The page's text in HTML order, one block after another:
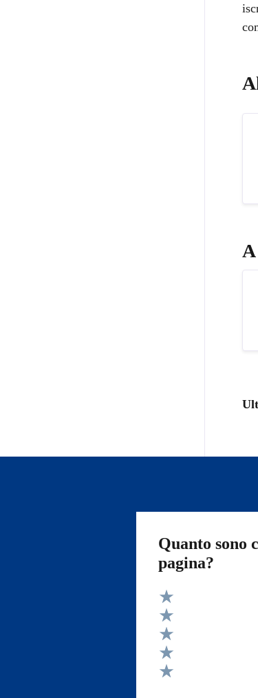
Quanto sono
pagina?
Valuta 5 stelle su 5
Valuta 4 stelle su 5
Valuta 3 stelle su 5
Valuta 2 stelle su 5